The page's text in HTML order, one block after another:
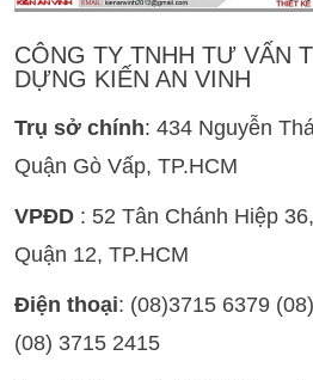
CÔNG TY TNHH TƯ VẤN
DỰNG KIẾN AN VINH
Trụ sở chính: 434 Nguyễn
Quận Gò Vấp, TP.HCM
VPĐD : 52 Tân Chánh Hiệp
Quận 12, TP.HCM
Điện thoại: (08)3715 6379
(08) 3715 2415